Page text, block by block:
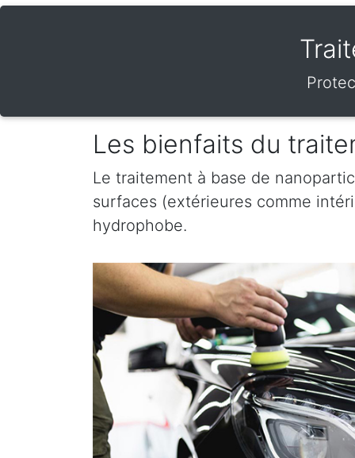
Les bienfaits du
Le traitement à base de
surfaces (extérieures comme
hydrophobe.